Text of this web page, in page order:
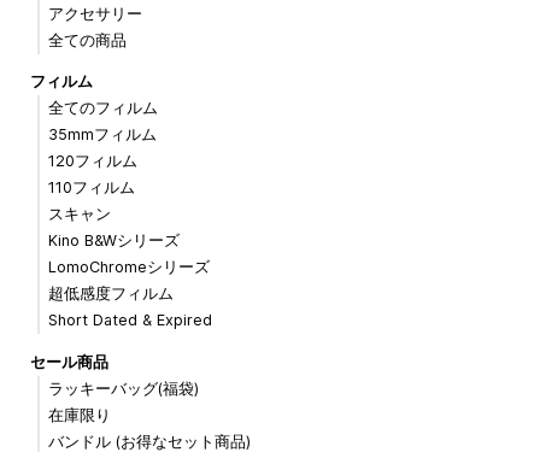
アクセサリー
全ての商品
フィルム
全てのフィルム
35mmフィルム
120フィルム
110フィルム
スキャン
Kino B&Wシリーズ
LomoChromeシリーズ
超低感度フィルム
Short Dated & Expired
セール商品
ラッキーバッグ(福袋)
在庫限り
バンドル (お得なセット商品)